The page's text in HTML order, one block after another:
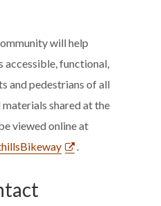
will help
accessible, functional,
and pedestrians of all
shared at the
viewed online at
.